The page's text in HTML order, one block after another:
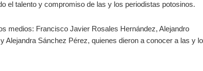
el talento y compromiso de las y los periodistas potosinos.
medios: Francisco Javier Rosales Hernández, Alejandro
Alejandra Sánchez Pérez, quienes dieron a conocer a las y